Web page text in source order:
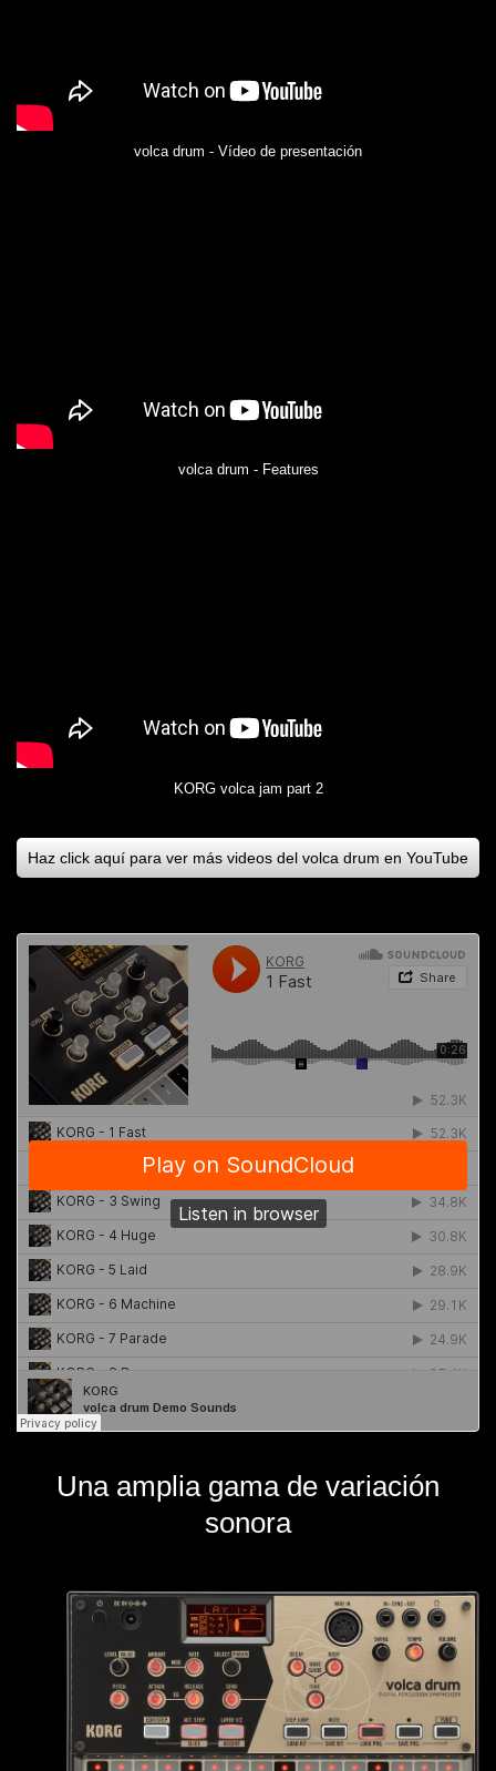
volca drum - Vídeo de presentación
volca drum - Features
KORG volca jam part 2
Haz click aquí para ver más videos del volca drum en YouTube
Una amplia gama de variación
sonora